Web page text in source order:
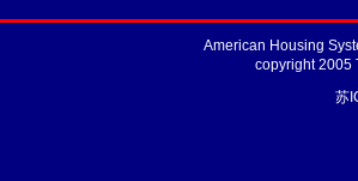
American Housing
copyright 2005
苏